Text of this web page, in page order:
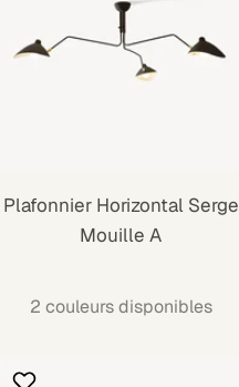
Plafonnier Horizontal Serge
Mouille A
2 couleurs disponibles